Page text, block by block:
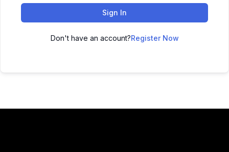
Sign In
Don't have an account?Register Now